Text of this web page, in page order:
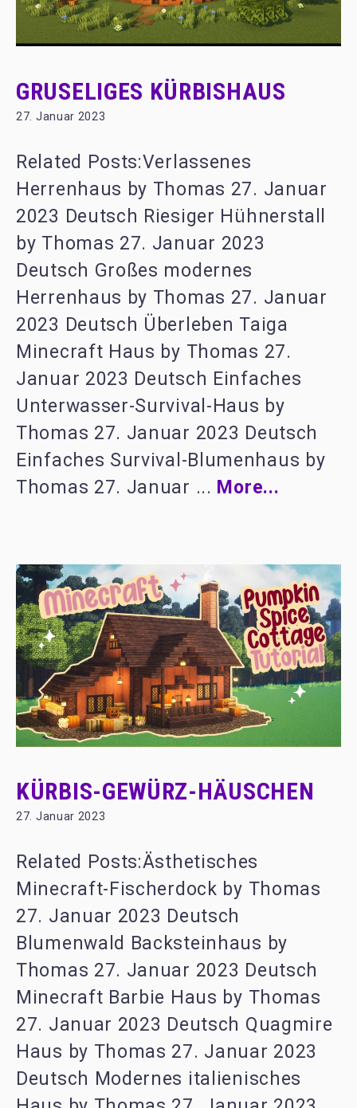
GRUSELIGES KÜRBISHAUS
27. Januar 2023
Related Posts:Verlassenes
Herrenhaus by Thomas 27. Januar
2023 Deutsch Riesiger Hühnerstall
by Thomas 27. Januar 2023
Deutsch Großes modernes
Herrenhaus by Thomas 27. Januar
2023 Deutsch Überleben Taiga
Minecraft Haus by Thomas 27.
Januar 2023 Deutsch Einfaches
Unterwasser-Survival-Haus by
Thomas 27. Januar 2023 Deutsch
Einfaches Survival-Blumenhaus by
Thomas 27. Januar ... More...
KÜRBIS-GEWÜRZ-HÄUSCHEN
27. Januar 2023
Related Posts:Ästhetisches
Minecraft-Fischerdock by Thomas
27. Januar 2023 Deutsch
Blumenwald Backsteinhaus by
Thomas 27. Januar 2023 Deutsch
Minecraft Barbie Haus by Thomas
27. Januar 2023 Deutsch Quagmire
Haus by Thomas 27. Januar 2023
Deutsch Modernes italienisches